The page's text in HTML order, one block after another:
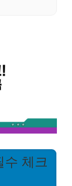
수 체크